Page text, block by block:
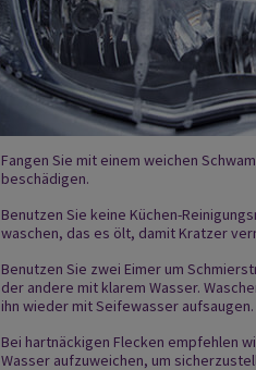
Fangen Sie mit einem weichen
beschädigen.
Benutzen Sie keine Küchen-
waschen, das es ölt, damit Kratzer
Benutzen Sie zwei Eimer um
der andere mit klarem Wasser.
ihn wieder mit Seifewasser aufsaugen.
Bei hartnäckigen Flecken empfehlen
Wasser aufzuweichen, um